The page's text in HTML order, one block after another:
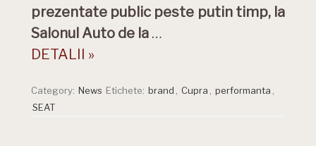
prezentate public peste putin timp, la
Salonul Auto de la …
DETALII »
Category: News Etichete: brand Cupra performanta
SEAT